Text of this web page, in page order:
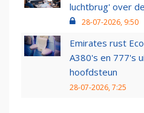
luchtbrug' over
28-07-2026, 9:50
Emirates rust
A380's en 777's
hoofdsteun
28-07-2026, 7:25